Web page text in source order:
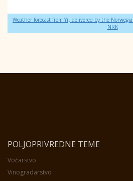
Weather forecast from Yr, delivered by the
NRK
POLJOPRIVREDNE TEME
Voćarstvo
Vinogradarstvo